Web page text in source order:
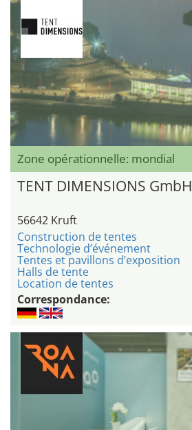
Zone opérationnelle: mondial
TENT DIMENSIONS GmbH
56642 Kruft
Construction de tentes
Technologie d’événement
Tentes et pavillons d’exposition
Halls de tente
Location de tentes
Correspondance: